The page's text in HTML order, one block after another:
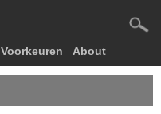
Voorkeuren About